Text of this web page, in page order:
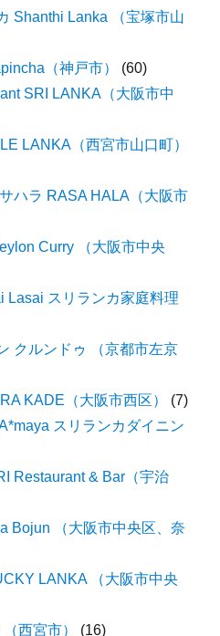
Shanthi Lanka （宝塚市山
（神戸市）
(60)
SRI LANKA（大阪市中
LANKA（西宮市山口町）
ハラ RASA HALA（大阪市
Curry （大阪市中央
Lasai スリランカ家庭料理
クルンドゥ （京都市左京
KADE（大阪市西区）
(7)
スリランカダイニン
Restaurant & Bar（宇治
Bojun （大阪市中央区、奈
LANKA （大阪市中央
西宮市）
(16)